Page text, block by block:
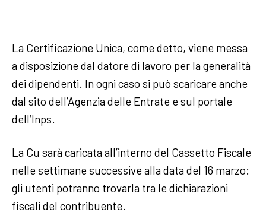
La Certificazione Unica, come detto, viene messa
a disposizione dal datore di lavoro per la generalità
dei dipendenti. In ogni caso si può scaricare anche
dal sito dell’Agenzia delle Entrate e sul portale
dell’Inps.
La Cu sarà caricata all’interno del Cassetto Fiscale
nelle settimane successive alla data del 16 marzo:
gli utenti potranno trovarla tra le dichiarazioni
fiscali del contribuente.